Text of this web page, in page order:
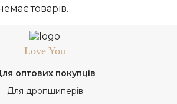
товарів.
Love You
оптових покупців
Для дропшиперів